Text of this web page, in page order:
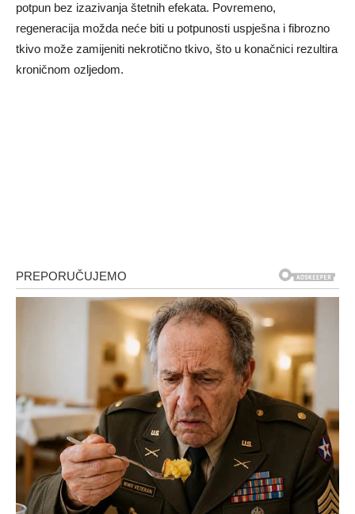
potpun bez izazivanja štetnih efekata. Povremeno,
regeneracija možda neće biti u potpunosti uspješna i fibrozno
tkivo može zamijeniti nekrotično tkivo, što u konačnici rezultira
kroničnom ozljedom.